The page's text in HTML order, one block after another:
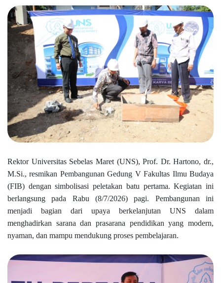
Rektor Universitas Sebelas Maret (UNS), Prof. Dr. Hartono, dr.,
M.Si., resmikan Pembangunan Gedung V Fakultas Ilmu Budaya
(FIB) dengan simbolisasi peletakan batu pertama. Kegiatan ini
berlangsung pada Rabu (8/7/2026) pagi. Pembangunan ini
menjadi bagian dari upaya berkelanjutan UNS dalam
menghadirkan sarana dan prasarana pendidikan yang modern,
nyaman, dan mampu mendukung proses pembelajaran.